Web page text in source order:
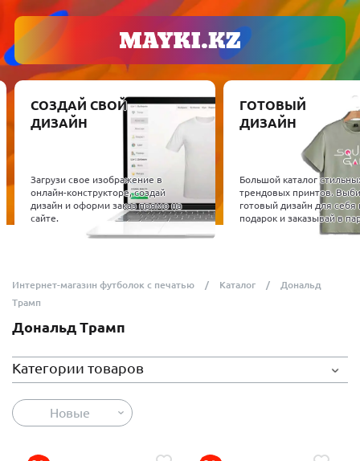
СОЗДАЙ СВОЙ
ДИЗАЙН
Загрузи свое изображение в
онлайн-конструкторе, создай
дизайн и оформи заказ прямо на
сайте.
ГОТОВЫЙ
ДИЗАЙН
Большой каталог
трендовых принтов.
готовый дизайн для себя
подарок и заказывай в
Интернет-магазин футболок с печатью Каталог
Дональд
Трамп
Дональд Трамп
Категории товаров
Новые